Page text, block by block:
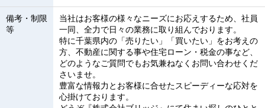
備考・制限
等
当社はお客様の様々なニーズにお応えするため、社員
一同、全力で日々の業務に取り組んでおります。
特に千葉県内の「売りたい」「買いたい」をお考えの
方、不動産に関する事や住宅ローン・税金の事など、
どのようなご質問でもお気兼ねなくお問い合わせくだ
さいませ。
豊富な情報力とお客様に合せたスピーディーな応対を
心掛けております。